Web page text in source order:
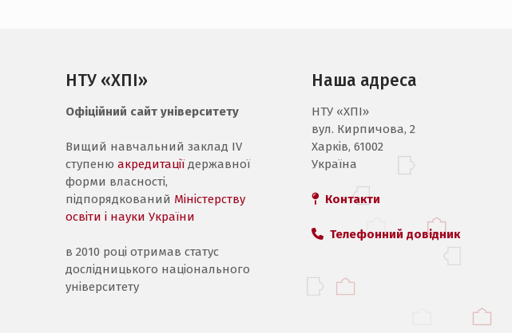
НТУ «ХПІ»
Офіційний сайт університету
Вищий навчальний заклад IV
ступеню акредитації державної
форми власності,
підпорядкований Міністерству
освіти і науки України
в 2010 році отримав статус
дослідницького національного
університету
Наша адреса
НТУ «ХПI»
вул. Кирпичова, 2
Харків, 61002
Україна
Контакти
Телефонний довідник